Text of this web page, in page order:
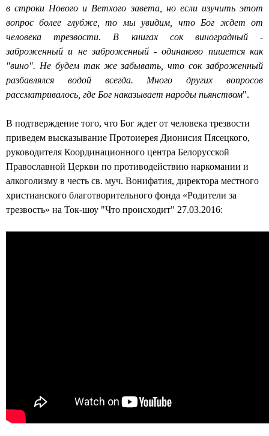
о
р
г
о
р
о
д
а
Г
р
о
в строки Нового и Ветхого завета, но если изучить этот
вопрос более глубже, то мы увидим, что Бог ждет от
человека трезвости. В книгах сок виноградный -
заброженный и не заброженный - одинаково пишется как
"вино". Не будем так же забывать, что сок заброженный
разбавлялся водой всегда. Много других вопросов
рассматривалось, где Бог наказывает народы пьянством".
В подтверждение того, что Бог ждет от человека трезвости
приведем высказывание Протоиерея Дионисия Пясецкого,
руководителя Координационного центра Белорусской
Православной Церкви по противодействию наркомании и
алкоголизму в честь св. муч. Вонифатия, директора местного
христианского благотворительного фонда «Родители за
трезвость» на Ток-шоу "Что происходит" 27.03.2016: